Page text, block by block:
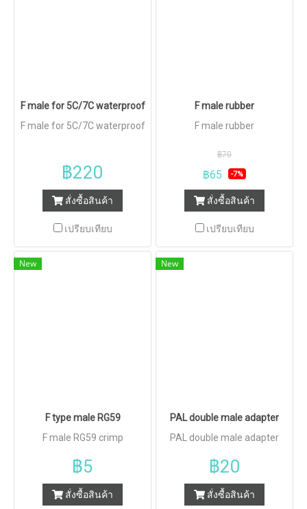
F male for 5C/7C waterproof
F male for 5C/7C waterproof
฿220
สั่งซื้อสินค้า
เปรียบเทียบ
F male rubber
F male rubber
฿70
฿65 -7%
สั่งซื้อสินค้า
เปรียบเทียบ
New
F type male RG59
F male RG59 crimp
฿5
สั่งซื้อสินค้า
New
PAL double male adapter
PAL double male adapter
฿20
สั่งซื้อสินค้า